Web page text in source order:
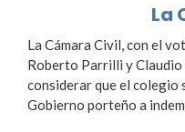
La
La Cámara Civil, con el
Roberto Parrilli y
considerar que el colegio
Gobierno porteño a